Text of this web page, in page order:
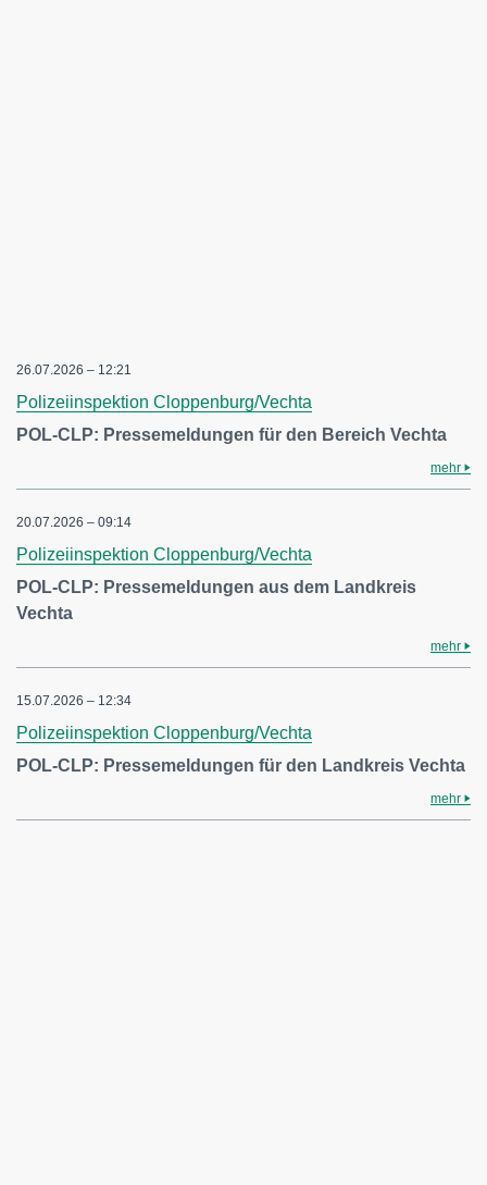
26.07.2026 – 12:21
Polizeiinspektion Cloppenburg/Vechta
POL-CLP: Pressemeldungen für den Bereich Vechta
mehr
20.07.2026 – 09:14
Polizeiinspektion Cloppenburg/Vechta
POL-CLP: Pressemeldungen aus dem Landkreis
Vechta
mehr
15.07.2026 – 12:34
Polizeiinspektion Cloppenburg/Vechta
POL-CLP: Pressemeldungen für den Landkreis Vechta
mehr